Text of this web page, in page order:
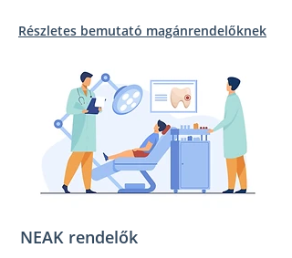
Részletes bemutató magánrendelőknek
NEAK rendelők